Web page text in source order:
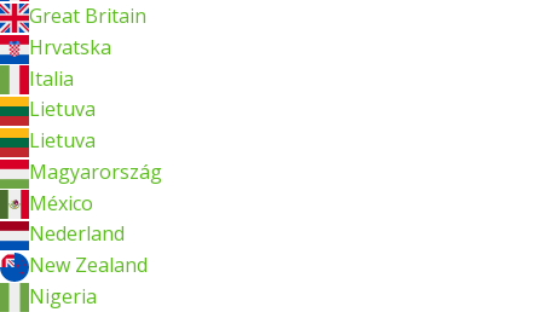
Great Britain
Hrvatska
Italia
Lietuva
Lietuva
Magyarország
México
Nederland
New Zealand
Nigeria